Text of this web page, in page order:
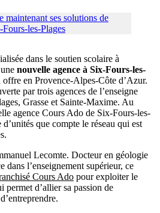
dans le soutien scolaire à
nouvelle agence à Six-Fours-les-
offre en Provence-Alpes-Côte d’Azur.
par trois agences de l’enseigne
Grasse et Sainte-Maxime. Au
agence Cours Ado de Six-Fours-les-
que compte le réseau qui est
Lecomte. Docteur en géologie
dans l’enseignement supérieur, ce
Cours Ado pour exploiter le
permet d’allier sa passion de